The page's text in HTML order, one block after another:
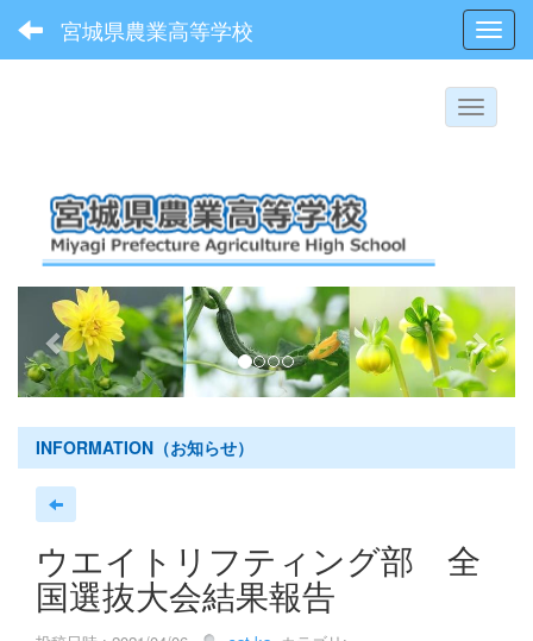
宮城県農業高等学校
p
r
e
v
i
o
u
n
e
x
t
INFORMATION（お知らせ）
ウエイトリフティング部 全
国選抜大会結果報告